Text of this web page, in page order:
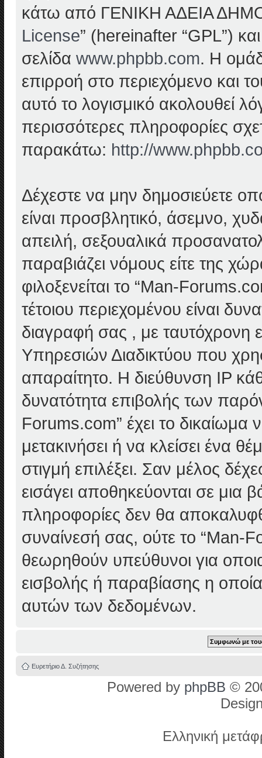
κάτω από ΓΕΝΙΚΗ ΑΔΕΙΑ
License” (hereinafter “GPL”)
σελίδα www.phpbb.com. Η
επιρροή στο περιεχόμενο και
αυτό το λογισμικό ακολουθεί
περισσότερες πληροφορίες
παρακάτω: http://
Δέχεστε να μην δημοσιεύετε
είναι προσβλητικό, άσεμνο,
απειλή, σεξουαλικά
παραβιάζει νόμους είτε της
φιλοξενείται το “Man-
τέτοιου περιεχομένου είναι
διαγραφή σας , με
Υπηρεσιών Διαδικτύου που
απαραίτητο. Η διεύθυνση IP
δυνατότητα επιβολής των
Forums.com” έχει το δικαίωμα
μετακινήσει ή να κλείσει ένα
στιγμή επιλέξει. Σαν μέλος
εισάγει αποθηκεύονται σε μια
πληροφορίες δεν θα
συναίνεσή σας, ούτε το “Man-
θεωρηθούν υπεύθυνοι για
εισβολής ή παραβίασης η
αυτών των δεδομένων.
Ευρετήριο Δ. Συζήτησης
Powered by phpBB ©
Ελληνική